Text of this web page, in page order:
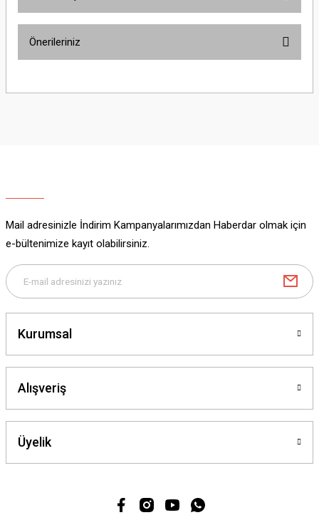
Önerileriniz
yetersiz gördüğünüz noktaları öneri formunu kullanarak tarafımıza
Bu ürüne benzer farklı alternatifler olmalı.
Mail adresinizle İndirim Kampanyalarımızdan Haberdar olmak için
e-bültenimize kayıt olabilirsiniz.
Kurumsal
Alışveriş
Üyelik